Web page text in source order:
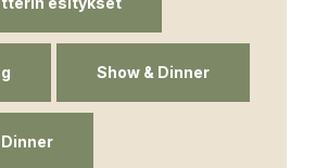
Show & Dinner